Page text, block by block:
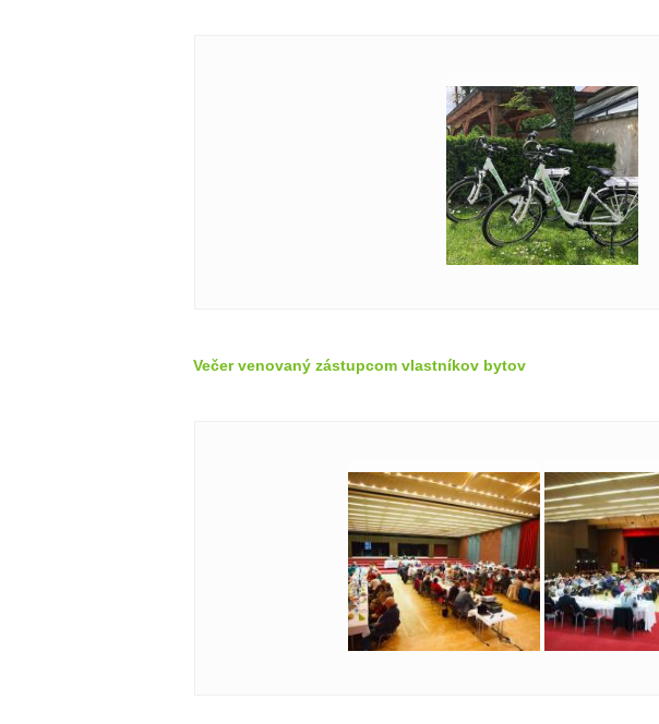
Večer venovaný zástupcom vlastníkov bytov